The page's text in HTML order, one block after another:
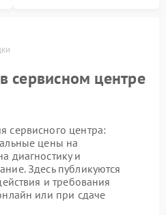
сервисном центре
сервисного центра:
цены на
диагностику и
Здесь публикуются
и требования
или при сдаче